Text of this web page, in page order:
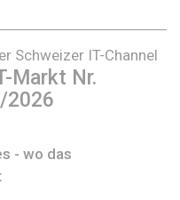
Schweizer IT-Channel
Markt Nr.
2026
- wo das